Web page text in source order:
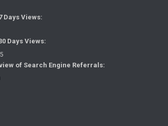
Days Views:
Days Views:
of Search Engine Referrals: